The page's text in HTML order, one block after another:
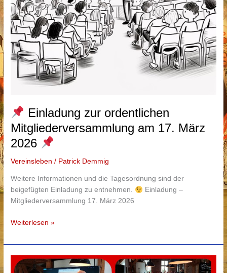
Uhr
los
Einladung zur ordentlichen
Mitgliederversammlung am 17. März
2026
Vereinsleben / Patrick Demmig
Weitere Informationen und die Tagesordnung sind der
beigefügten Einladung zu entnehmen.
Einladung –
Mitgliederversammlung 17. März 2026
zur
ordentlichen
Mitgliederversammlung
Weiterlesen »